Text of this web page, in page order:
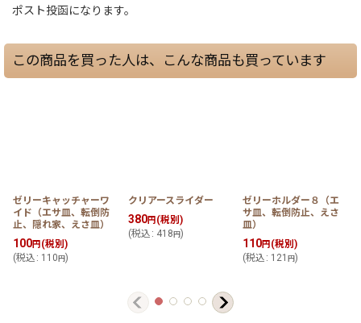
ポスト投函になります。
この商品を買った人は、こんな商品も買っています
ゼリーキャッチャーワ
イド（エサ皿、転倒防
止、隠れ家、えさ皿）
100円 (税別)
(税込 : 110円)
クリアースライダー
380円 (税別)
(税込 : 418円)
ゼリーホルダー８（エ
サ皿、転倒防止、えさ
皿）
110円 (税別)
(税込 : 121円)